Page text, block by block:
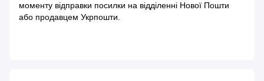
моменту відправки посилки на відділенні Нової Пошти
або продавцем Укрпошти.